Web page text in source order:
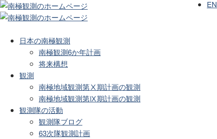
日本の南極観測
南極観測6か年計画
将来構想
観測
南極地域観測第Ⅹ期計画の観測
南極地域観測第Ⅸ期計画の観測
観測隊の活動
観測隊ブログ
63次隊観測計画
EN